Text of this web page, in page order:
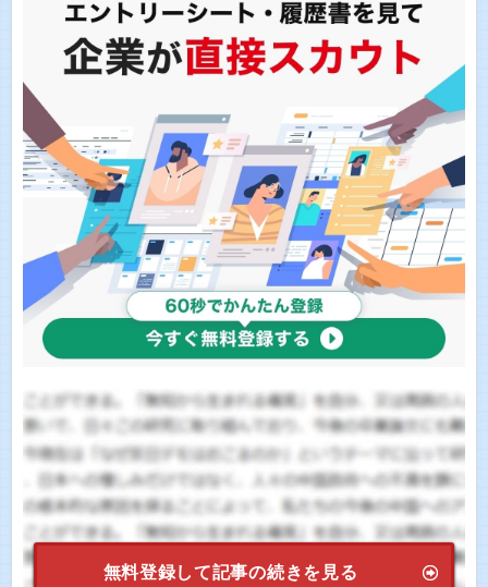
無料登録して記事の続きを見る